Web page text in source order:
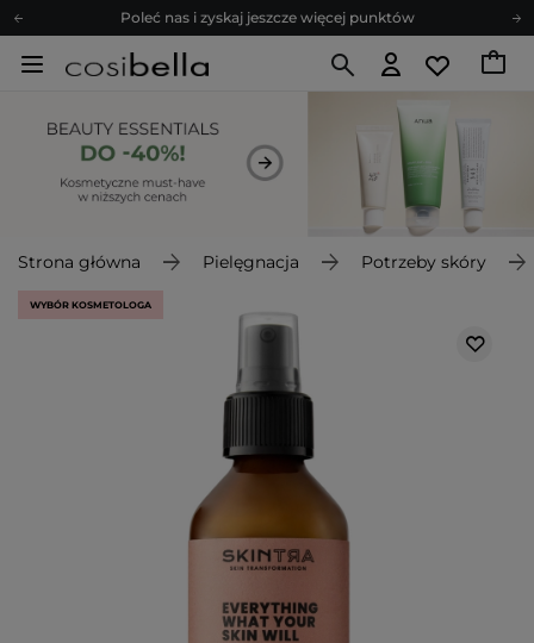
Poleć nas i zyskaj jeszcze więcej punktów
Zapisz się na newsletter pełen porad
Z nami to możliwe! Realizacja zamówienia do 24h.
Poleć nas i zyskaj jeszcze więcej punktów
Zapisz się na newsletter pełen porad
Strona główna Pielęgnacja Potrzeby skóry
WYBÓR KOSMETOLOGA